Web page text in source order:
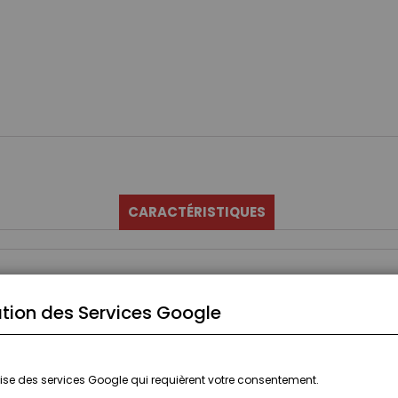
CARACTÉRISTIQUES
des Services Google
des services Google qui requièrent votre consentement.